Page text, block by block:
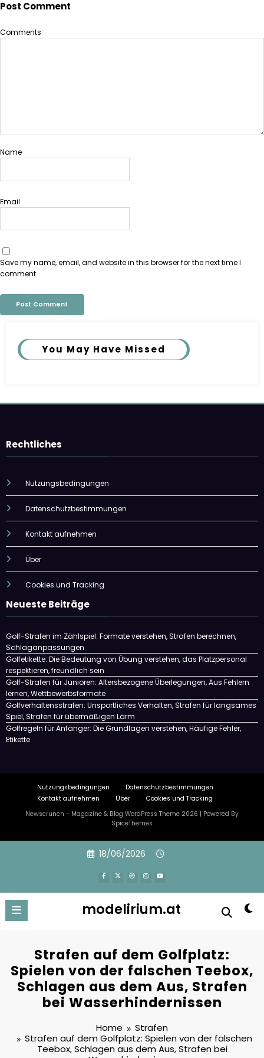
Post Comment
Comments
Name
Email
Save my name, email, and website in this browser for the next time I
comment.
You May Have Missed
Rechtliches
Nutzungsbedingungen
Datenschutzbestimmungen
Kontakt aufnehmen
Über
Cookies und Tracking
Neueste Beiträge
Golf-Strafen im Zählspiel: Formate verstehen, Strafen berechnen,
Schlaganpassungen
Golfetikette: Die Bedeutung von Übung verstehen, das Platzpersonal
respektieren, freundlich sein
Golf-Strafen für Junioren: Altersbezogene Überlegungen, Aus Fehlern
lernen, Wettbewerbsformate
Golfverhaltensstrafen: Unsportliches Verhalten, Strafen für langsames
Spiel, Strafen für übermäßigen Lärm
Golfregeln für Anfänger: Die Grundlagen verstehen, Häufige Fehler,
Etikette
Nutzungsbedingungen
Datenschutzbestimmungen
Kontakt aufnehmen
Über
Cookies und Tracking
Newscrunch - Magazine & Blog WordPress Theme 2026 | Powered By
SpiceThemes
18/06/2026
modelirium.at
Strafen auf dem Golfplatz:
Spielen von der falschen Teebox,
Schlagen aus dem Aus, Strafen
bei Wasserhindernissen
Home
Strafen
Strafen auf dem Golfplatz: Spielen von der falschen
Teebox, Schlagen aus dem Aus, Strafen bei